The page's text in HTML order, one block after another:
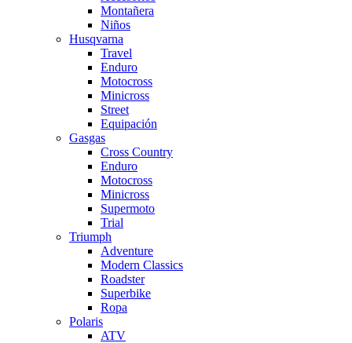
Montañera
Niños
Husqvarna
Travel
Enduro
Motocross
Minicross
Street
Equipación
Gasgas
Cross Country
Enduro
Motocross
Minicross
Supermoto
Trial
Triumph
Adventure
Modern Classics
Roadster
Superbike
Ropa
Polaris
ATV